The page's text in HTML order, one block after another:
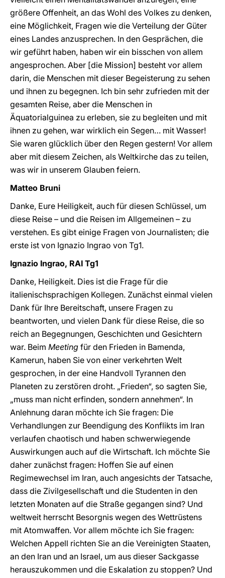
größere Offenheit, an das Wohl des Volkes zu denken,
eine Möglichkeit, Fragen wie die Verteilung der Güter
eines Landes anzusprechen. In den Gesprächen, die
wir geführt haben, haben wir ein bisschen von allem
angesprochen. Aber [die Mission] besteht vor allem
darin, die Menschen mit dieser Begeisterung zu sehen
und ihnen zu begegnen. Ich bin sehr zufrieden mit der
gesamten Reise, aber die Menschen in
Äquatorialguinea zu erleben, sie zu begleiten und mit
ihnen zu gehen, war wirklich ein Segen… mit Wasser!
Sie waren glücklich über den Regen gestern! Vor allem
aber mit diesem Zeichen, als Weltkirche das zu teilen,
was wir in unserem Glauben feiern.
Matteo Bruni
Danke, Eure Heiligkeit, auch für diesen Schlüssel, um
diese Reise – und die Reisen im Allgemeinen – zu
verstehen. Es gibt einige Fragen von Journalisten; die
erste ist von Ignazio Ingrao von Tg1.
Ignazio Ingrao, RAI Tg1
Danke, Heiligkeit. Dies ist die Frage für die
italienischsprachigen Kollegen. Zunächst einmal vielen
Dank für Ihre Bereitschaft, unsere Fragen zu
beantworten, und vielen Dank für diese Reise, die so
reich an Begegnungen, Geschichten und Gesichtern
war. Beim Meeting für den Frieden in Bamenda,
Kamerun, haben Sie von einer verkehrten Welt
gesprochen, in der eine Handvoll Tyrannen den
Planeten zu zerstören droht. „Frieden“, so sagten Sie,
„muss man nicht erfinden, sondern annehmen“. In
Anlehnung daran möchte ich Sie fragen: Die
Verhandlungen zur Beendigung des Konflikts im Iran
verlaufen chaotisch und haben schwerwiegende
Auswirkungen auch auf die Wirtschaft. Ich möchte Sie
daher zunächst fragen: Hoffen Sie auf einen
Regimewechsel im Iran, auch angesichts der Tatsache,
dass die Zivilgesellschaft und die Studenten in den
letzten Monaten auf die Straße gegangen sind? Und
weltweit herrscht Besorgnis wegen des Wettrüstens
mit Atomwaffen. Vor allem möchte ich Sie fragen:
Welchen Appell richten Sie an die Vereinigten Staaten,
an den Iran und an Israel, um aus dieser Sackgasse
herauszukommen und die Eskalation zu stoppen? Und